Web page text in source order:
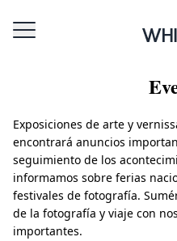
Exposiciones de arte y
encontrará anuncios
seguimiento de los
informamos sobre ferias
festivales de fotografía.
de la fotografía y viaje con
importantes.